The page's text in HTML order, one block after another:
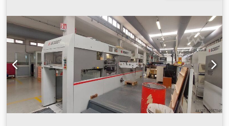
Sidoinläsningsstyrning 2 stanskassetter 1 stansplåt (4 mm)
Centerline-system Mikrometrisk inställningsenhet (1 mm
plåtar) C.U.B.E.-system Rensningssektion 1 set ramverk för
rensning (snabblås), inklusive verktyg Non-stop utmatning
Skick: Maskinen är i gott fungerande skick Kan inspekteras
i produktion på begäran _____ Viktigaste fördelar:
Tillförlitlig och beprövad BOBST-teknologi Stark stanskraft
på 250 ton – lämplig för många användningsområden
Dcodpfjyz Adnox Aatjk Utrustad med rensningssektion och
non-stop utmatning för effektiv produktion Centerline-